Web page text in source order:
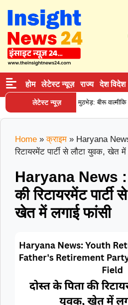
होम लेटेस्ट न्यूज़ राज्य देश विदेश
लेटेस्ट न्यूज़
करनाल में पुलिस मुठभेड़: बीरू वाल्मीकि
Home » क्राइम »Haryana
रिटायरमेंट पार्टी से लौटा युवक, खेत
Haryana News :
की रिटायरमेंट पार्टी
खेत में लगाई फांसी